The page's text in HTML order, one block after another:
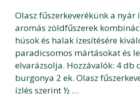
Olasz fűszerkeverékünk a nyár
aromás zöldfűszerek
húsok és halak ízesítésére
paradicsomos mártásokat és
elvarázsolja. Hozzávalók: 4 db
burgonya 2 ek. Olasz
ízlés szerint ½ …